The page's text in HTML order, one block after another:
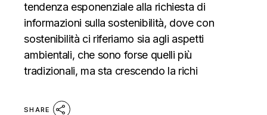
tendenza esponenziale alla richiesta di
informazioni sulla sostenibilità, dove con
sostenibilità ci riferiamo sia agli aspetti
ambientali, che sono forse quelli più
tradizionali, ma sta crescendo la richi
SHARE